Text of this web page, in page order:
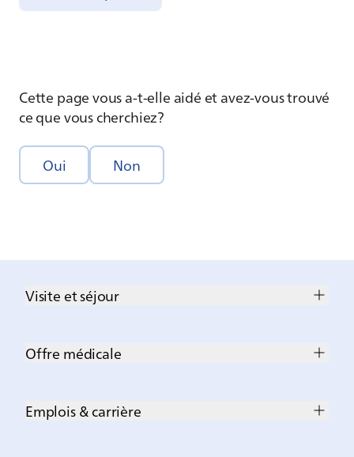
Cette page vous a-t-elle aidé et avez-vous trouvé
ce que vous cherchiez?
Oui Non
Visite et séjour
Offre médicale
Emplois & carrière